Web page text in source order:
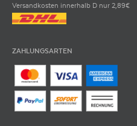
Versandkosten innerhalb D nur 2,89€
ZAHLUNGSARTEN